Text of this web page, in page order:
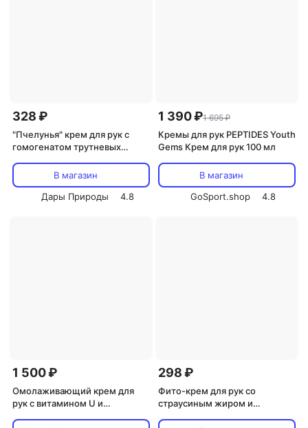
328 ₽
"Пчелунья" крем для рук с
гомогенатом трутневых
В магазин
Дары Природы
4.8
1 390 ₽1 695 ₽
Кремы для рук PEPTIDES Youth
Gems Крем для рук 100 мл
В магазин
GoSport.shop
4.8
1 500 ₽
Омолаживающий крем для
рук с витамином U и
298 ₽
Фито-крем для рук со
страусиным жиром и